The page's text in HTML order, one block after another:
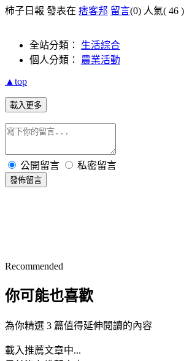
柿子日報 發表在 痞客邦 留言(0) 人氣( 46 )
全站分類： 生活綜合
個人分類： 農業活動
▲top
載入更多
公開留言 私密留言
發佈留言
Recommended
你可能也喜歡
為你精選 3 篇值得延伸閱讀的內容
載入推薦文章中...